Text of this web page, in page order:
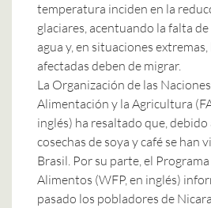
temperatura inciden en la
glaciares, acentuando la falta
agua y, en situaciones
afectadas deben de migrar.
La Organización de las
Alimentación y la Agricultura
inglés) ha resaltado que, debido
cosechas de soya y café se han
Brasil. Por su parte,el
Alimentos (WFP, en inglés)
pasado los pobladores de